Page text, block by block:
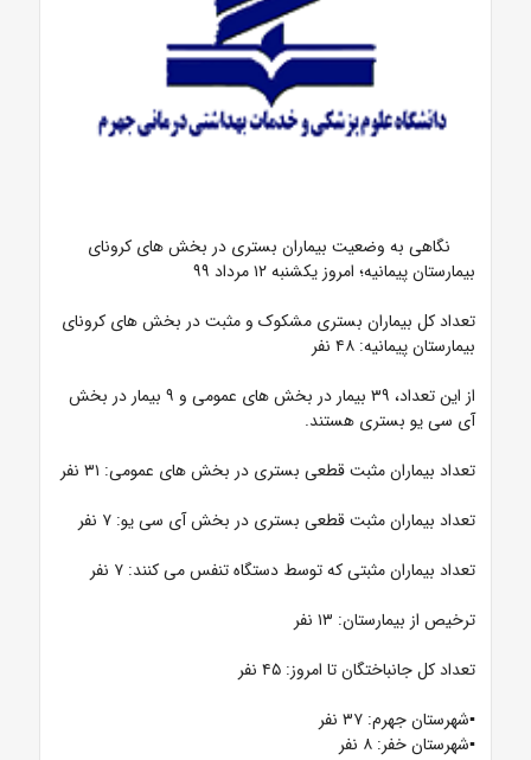
نگاهی به وضعیت بیماران بستری در بخش های کرونای
بیمارستان پیمانیه؛ امروز یکشنبه ۱۲ مرداد ۹۹
تعداد کل بیماران بستری مشکوک و مثبت در بخش های کرونای
بیمارستان پیمانیه: ۴۸ نفر
از این تعداد، ۳۹ بیمار در بخش های عمومی و ۹ بیمار در بخش
آی سی یو بستری هستند.
تعداد بیماران مثبت قطعی بستری در بخش های عمومی: ۳۱ نفر
تعداد بیماران مثبت قطعی بستری در بخش آی سی یو: ۷ نفر
تعداد بیماران مثبتی که توسط دستگاه تنفس می کنند: ۷ نفر
ترخیص از بیمارستان: ۱۳ نفر
تعداد کل جانباختگان تا امروز: ۴۵ نفر
▪️شهرستان جهرم: ۳۷ نفر
▪️شهرستان خفر: ۸ نفر